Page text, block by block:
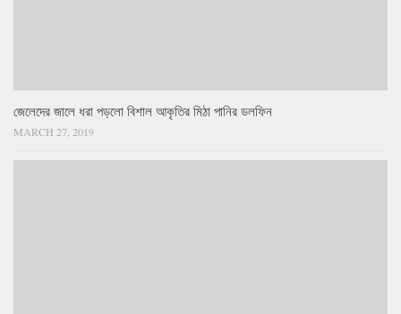
জেলেদের জালে ধরা পড়লো বিশাল আকৃতির মিঠা পানির ডলফিন
MARCH 27, 2019